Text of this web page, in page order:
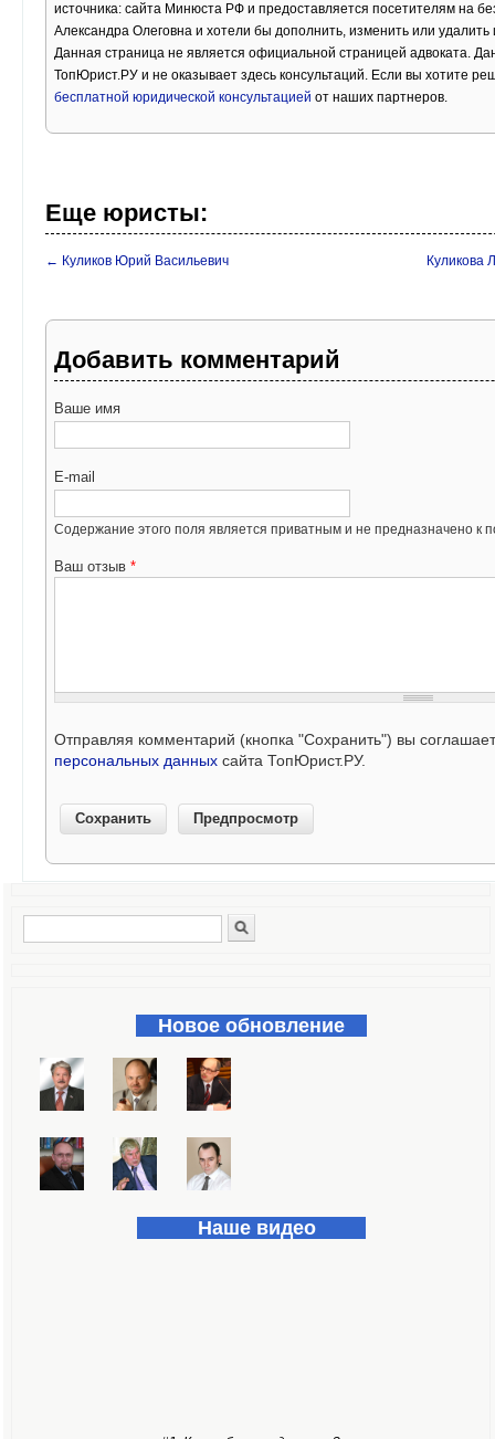
источника: сайта Минюста РФ и предоставляется посетителям на
Александра Олеговна и хотели бы дополнить, изменить или
Данная страница не является официальной страницей адвоката.
ТопЮрист.РУ и не оказывает здесь консультаций. Если вы хотите
бесплатной юридической консультацией от наших партнеров.
Еще юристы:
← Куликов Юрий Васильевич Куликова
Добавить комментарий
Ваше имя
E-mail
Содержание этого поля является приватным и не предназначено к
Ваш отзыв *
Отправляя комментарий (кнопка "Сохранить") вы
персональных данных сайта ТопЮрист.РУ.
Форма поиска
Новое обновление
Наше видео